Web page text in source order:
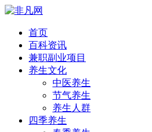
首页
百科资讯
兼职副业项目
养生文化
中医养生
节气养生
养生人群
四季养生